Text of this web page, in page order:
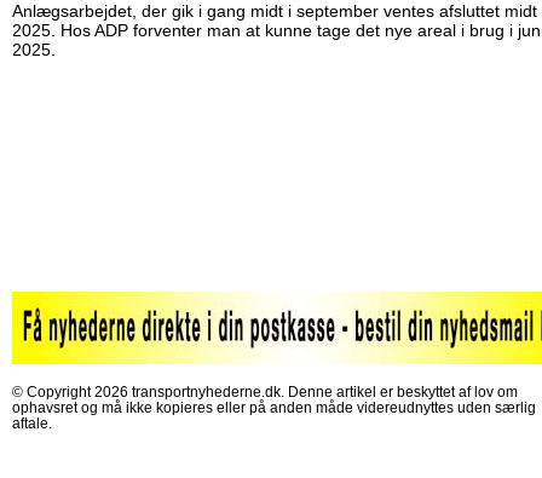
Anlægsarbejdet, der gik i gang midt i september ventes afsluttet midt
2025. Hos ADP forventer man at kunne tage det nye areal i brug i
2025.
© Copyright 2026 transportnyhederne.dk. Denne artikel er beskyttet af lov om
ophavsret og må ikke kopieres eller på anden måde videreudnyttes uden særlig
aftale.